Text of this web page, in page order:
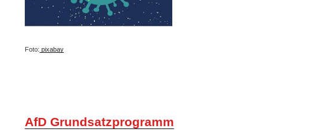
Foto: pixabay
AfD Grundsatzprogramm